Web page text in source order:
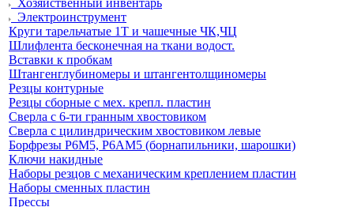
Хозяйственный инвентарь
Электроинструмент
Круги тарельчатые 1Т и чашечные ЧК,ЧЦ
Шлифлента бесконечная на ткани водост.
Вставки к пробкам
Штангенглубиномеры и штангентолщиномеры
Резцы контурные
Резцы сборные с мех. крепл. пластин
Сверла с 6-ти гранным хвостовиком
Сверла с цилиндрическим хвостовиком левые
Борфрезы Р6М5, Р6АМ5 (борнапильники, шарошки)
Ключи накидные
Наборы резцов с механическим креплением пластин
Наборы сменных пластин
Прессы